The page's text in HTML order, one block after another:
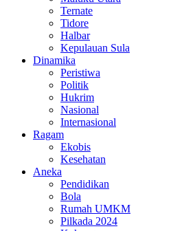
Ternate
Tidore
Halbar
Kepulauan Sula
Dinamika
Peristiwa
Politik
Hukrim
Nasional
Internasional
Ragam
Ekobis
Kesehatan
Aneka
Pendidikan
Bola
Rumah UMKM
Pilkada 2024